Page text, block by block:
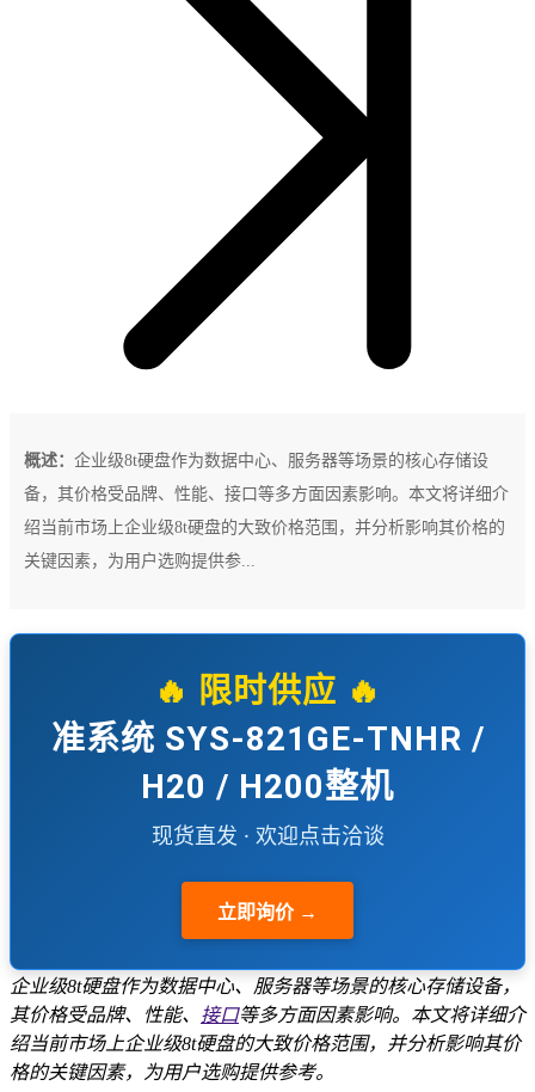
概述： 企业级8t硬盘作为数据中心、服务器等场景的核心存储设
备，其价格受品牌、性能、接口等多方面因素影响。本文将详细介
绍当前市场上企业级8t硬盘的大致价格范围，并分析影响其价格的
关键因素，为用户选购提供参...
🔥 限时供应 🔥
准系统 SYS-821GE-TNHR /
H20 / H200整机
现货直发 · 欢迎点击洽谈
立即询价 →
企业级8t硬盘作为数据中心、服务器等场景的核心存储设备，
其价格受品牌、性能、 接口等多方面因素影响。本文将详细介
绍当前市场上企业级8t硬盘的大致价格范围，并分析影响其价
格的关键因素，为用户选购提供参考。